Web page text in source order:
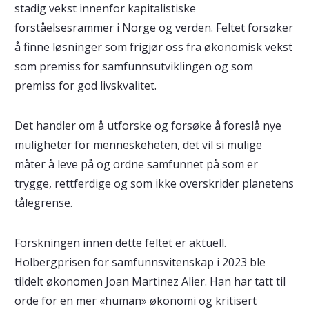
stadig vekst innenfor kapitalistiske
forståelsesrammer i Norge og verden. Feltet forsøker
å finne løsninger som frigjør oss fra økonomisk vekst
som premiss for samfunnsutviklingen og som
premiss for god livskvalitet.
Det handler om å utforske og forsøke å foreslå nye
muligheter for menneskeheten, det vil si mulige
måter å leve på og ordne samfunnet på som er
trygge, rettferdige og som ikke overskrider planetens
tålegrense.
Forskningen innen dette feltet er aktuell.
Holbergprisen for samfunnsvitenskap i 2023 ble
tildelt økonomen Joan Martinez Alier. Han har tatt til
orde for en mer «human» økonomi og kritisert